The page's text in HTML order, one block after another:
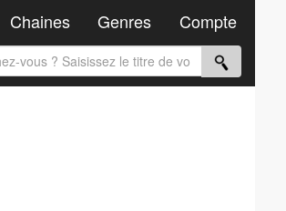
Chaines Genres Compte